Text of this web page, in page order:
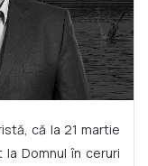
că la 21 martie
Domnul în ceruri